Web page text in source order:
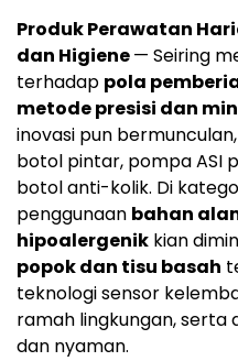
Produk Perawatan
dan Higiene— Seiring
terhadap pola
metode presisi dan
inovasi pun
botol pintar, pompa ASI
botol anti-kolik. Di
penggunaan bahan
hipoalergenik kian
popok dan tisu basah
teknologi sensor
ramah lingkungan, serta
dan nyaman.